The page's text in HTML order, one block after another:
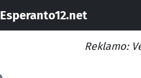
Esperanto12.net
Reklamo: